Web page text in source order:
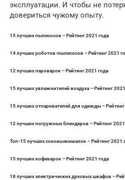
эксплуатации. И чтобы не
довериться чужому опыту.
15 лучших пылесосов – Рейтинг 2021 года
14 лучших роботов-пылесосов – Рейтинг 2021
12 лучших пароварок – Рейтинг 2021 года
15 лучших увлажнителей воздуха – Рейтинг
15 лучших отпаривателей для одежды – Рейтинг
12 лучших погружных блендеров – Рейтинг 2021
Топ-15 лучших соковыжималок – Рейтинг 2021
15 лучших кофеварок – Рейтинг 2021 года
18 лучших электрических духовых шкафов –